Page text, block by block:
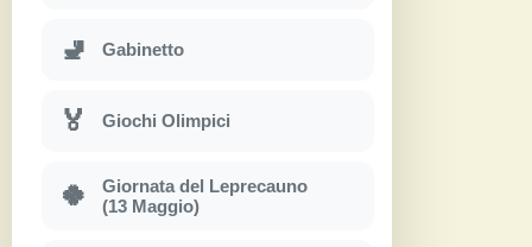
🚽 Gabinetto
🏅 Giochi Olimpici
🍀
Giornata del Leprecauno
(13 Maggio)